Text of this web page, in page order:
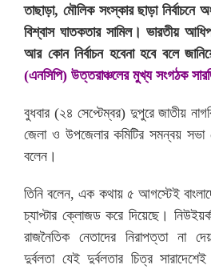
তাছাড়া, মৌলিক সংস্কার ছাড়া
বিশ্বাস ঘাতকতার সামিল। ভারতীয়
আর কোন নির্বাচন হবেনা হবে বলে
(এনসিপি) উত্তরাঞ্চলের মুখ্য সংগঠক
বুধবার (২৪ সেপ্টেম্বর) দুপুরে জাতীয়
জেলা ও উপজেলার কমিটির সমন্বয় সভা
বলেন।
তিনি বলেন, এক কথায় ৫ আগস্টেই
চ্যাপ্টার ক্লোজড করে দিয়েছে।
রাজনৈতিক নেতাদের নিরাপত্তা না
দুর্বলতা যেই দুর্বলতার চিত্র